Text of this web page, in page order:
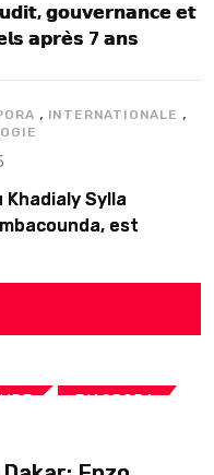
𝗴𝗼𝘂𝘃𝗲𝗿𝗻𝗮𝗻𝗰𝗲 𝗲𝘁
𝗮𝗽𝗿𝗲̀𝘀 7 𝗮𝗻𝘀
, INTERNATIONALE ,
Khadialy Sylla
est
DIASPORA